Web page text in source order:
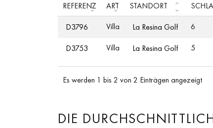
REFERENZ ART STANDORT
D3796 Villa La Resina Golf 6
D3753 Villa La Resina Golf 5
Es werden 1 bis 2 von 2 Einträgen angezeigt
DIE